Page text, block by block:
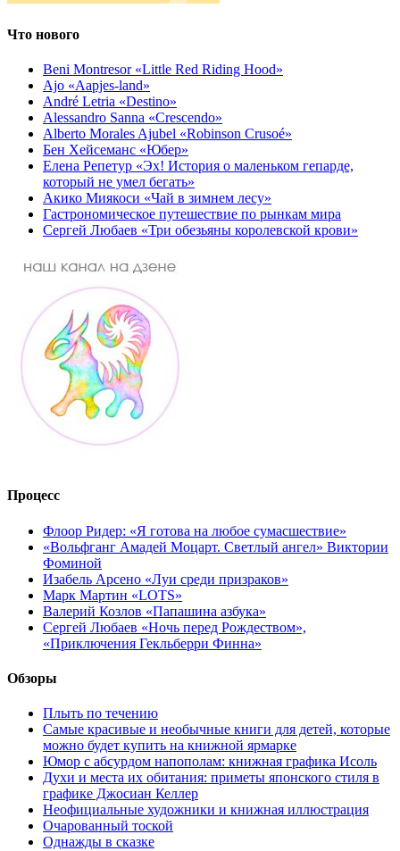
Что нового
Beni Montresor «Little Red Riding Hood»
Ajo «Aapjes-land»
André Letria «Destino»
Alessandro Sanna «Crescendo»
Alberto Morales Ajubel «Robinson Crusoé»
Бен Хейсеманс «Юбер»
Елена Репетур «Эх! История о маленьком гепарде,
который не умел бегать»
Акико Миякоси «Чай в зимнем лесу»
Гастрономическое путешествие по рынкам мира
Сергей Любаев «Три обезьяны королевской крови»
Процесс
Флоор Ридер: «Я готова на любое сумасшествие»
«Вольфганг Амадей Моцарт. Светлый ангел» Виктории
Фоминой
Изабель Арсено «Луи среди призраков»
Марк Мартин «LOTS»
Валерий Козлов «Папашина азбука»
Сергей Любаев «Ночь перед Рождеством»,
«Приключения Гекльберри Финна»
Обзоры
Плыть по течению
Самые красивые и необычные книги для детей, которые
можно будет купить на книжной ярмарке
Юмор с абсурдом напополам: книжная графика Исоль
Духи и места их обитания: приметы японского стиля в
графике Джосиан Келлер
Неофициальные художники и книжная иллюстрация
Очарованный тоской
Однажды в сказке